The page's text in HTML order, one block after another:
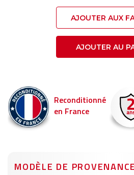
AJOUTER AUX
AJOUTER AU
Reconditionné
en France
MODÈLE DE PROVENANCE